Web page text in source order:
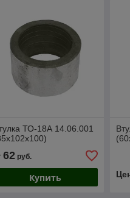
ТО-18А 14.06.001
62руб.
Купить